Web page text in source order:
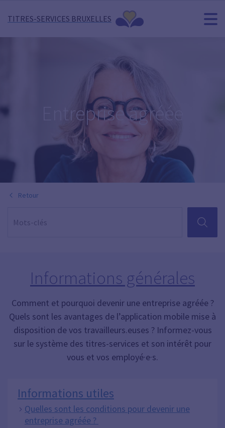
TITRES-SERVICES BRUXELLES
Entreprise agréée
Retour
Informations générales
Comment et pourquoi devenir une entreprise agréée ?
Quels sont les avantages de l’application mobile mise à
disposition de vos travailleurs.euses ? Informez-vous
sur le système des titres-services et son intérêt pour
vous et vos employé·e·s.
Informations utiles
Quelles sont les conditions pour devenir une
entreprise agréée ?